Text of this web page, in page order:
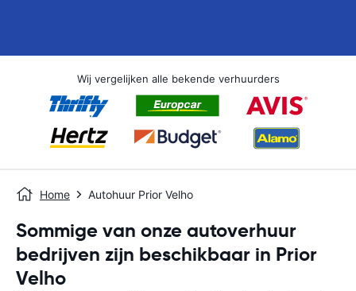
Wij vergelijken alle bekende verhuurders
Home Autohuur Prior Velho
Sommige van onze autoverhuur
bedrijven zijn beschikbaar in Prior
Velho